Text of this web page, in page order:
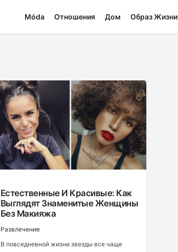
Móda Отношения Дом Образ Жизни
Естественные И Красивые: Как
Выглядят Знаменитые Женщины
Без Макияжа
Развлечение
В повседневной жизни звезды все чаще